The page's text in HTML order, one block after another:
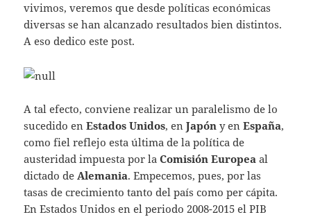
vivimos, veremos que desde políticas económicas
diversas se han alcanzado resultados bien distintos.
A eso dedico este post.
A tal efecto, conviene realizar un paralelismo de lo
sucedido enEstados Unidos, en Japón y enEspaña,
como fiel reflejo esta última de la política de
austeridad impuesta por laComisión Europea al
dictado deAlemania. Empecemos, pues, por las
tasas de crecimiento tanto del país como per cápita.
En Estados Unidos en el periodo 2008-2015 el PIB